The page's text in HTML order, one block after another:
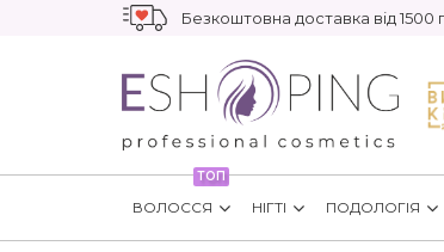
Безкоштовна доставка від 1500
ТОП
ВОЛОССЯ НІГТІ ПОДОЛОГІЯ